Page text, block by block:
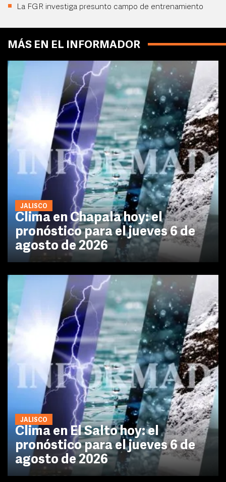
La FGR investiga presunto campo de entrenamiento
MÁS EN EL INFORMADOR
JALISCO
Clima en Chapala hoy: el
pronóstico para el jueves 6 de
agosto de 2026
JALISCO
Clima en El Salto hoy: el
pronóstico para el jueves 6 de
agosto de 2026